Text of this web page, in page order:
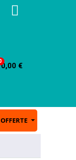
0,00 €
OFFERTE